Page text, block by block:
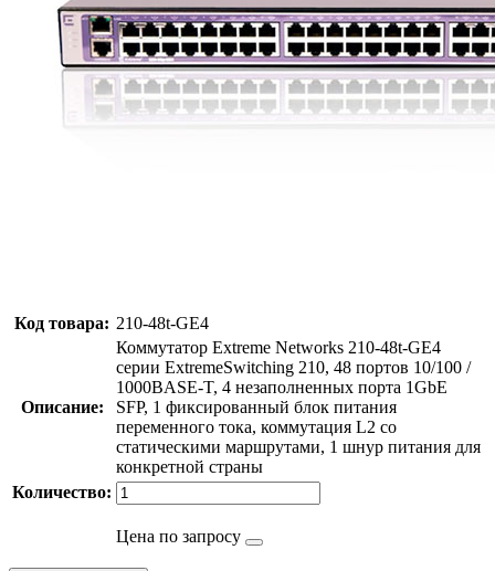
Код товара: 210-48t-GE4
Описание:
Коммутатор Extreme Networks 210-48t-GE4
серии ExtremeSwitching 210, 48 портов 10/100 /
1000BASE-T, 4 незаполненных порта 1GbE
SFP, 1 фиксированный блок питания
переменного тока, коммутация L2 со
статическими маршрутами, 1 шнур питания для
конкретной страны
Количество:
Цена по запросу